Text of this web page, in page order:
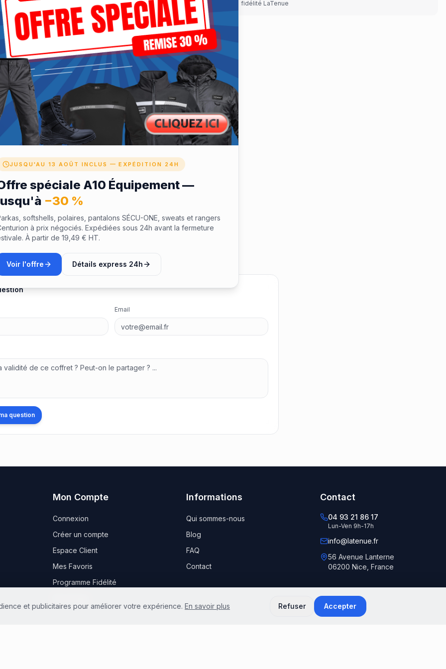
et publicitaires pour améliorer votre expérience. En savoir plus Refuser Accepter
✓ Échangeable depuis votre espace fidélité LaTenue
sur ce coffret
le moment. Soyez le premier à poser une question !
Email
question
Mon Compte
Connexion
Créer un compte
Espace Client
Mes Favoris
Programme Fidélité
Informations
Qui sommes-nous
Blog
FAQ
Contact
Contact
04 93 21 86 17
Lun-Ven 9h-17h
info@latenue.fr
56 Avenue Lanterne
06200 Nice, France
JUSQU'AU 13 AOÛT INCLUS — EXPÉDITION 24H
spéciale A10 Équipement —
−30 %
softshells, polaires, pantalons SÉCU-ONE, sweats et rangers
à prix négociés. Expédiées sous 24h avant la fermeture
À partir de 19,49 € HT.
Voir l'offre Détails express 24h